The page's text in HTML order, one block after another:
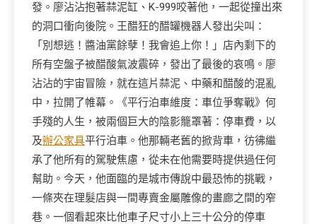
發。廖沾沾抱著蒜泥缸、K-999咬著他，一起從撞出來
的洞口衝向後院。王醋狂的醋罐機器人發出尖叫：
「別想逃！醬油黨餘孽！我會追上你！」店內剩下的
所有空盤子被醋酸氣波震碎，發出了最後的哀鳴。廖
沾沾的宇宙冒險，就在這片蒜泥、中藥和醋酸的混亂
中，拉開了帷幕。《平行泊車維度：車位爭奪戰》何
手殘的人生，被兩個巨大的陰影籠罩著：停車費，以
及辦公家具平行泊車。他那輛老舊的掀背車，彷彿繼
承了他所有的駕駛焦慮，從未在他需要時提供過任何
幫助。今天，他面臨的是城市傳說中最恐怖的挑戰，
一條夾在理髮店與一間專賣金屬雕像的畫廊之間的窄
巷。一個看起來比他車子尺寸小上三十公分的停車